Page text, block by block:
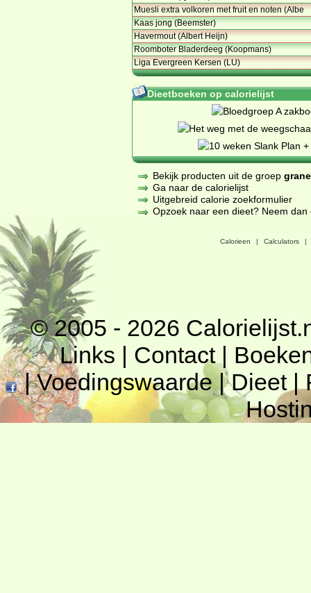
Muesli extra volkoren met fruit en noten (Albe
Kaas jong (Beemster)
Havermout (Albert Heijn)
Roomboter Bladerdeeg (Koopmans)
Liga Evergreen Kersen (LU)
Dieetboeken op calorielijst
Bekijk producten uit de groep
Ga naar de calorielijst
Uitgebreid calorie zoekformulier
Opzoek naar een dieet? Neem
Calorieen | Calculators |
© 2005 - 2026
Links | Contact|
|Voedingswaarde|Dieet|